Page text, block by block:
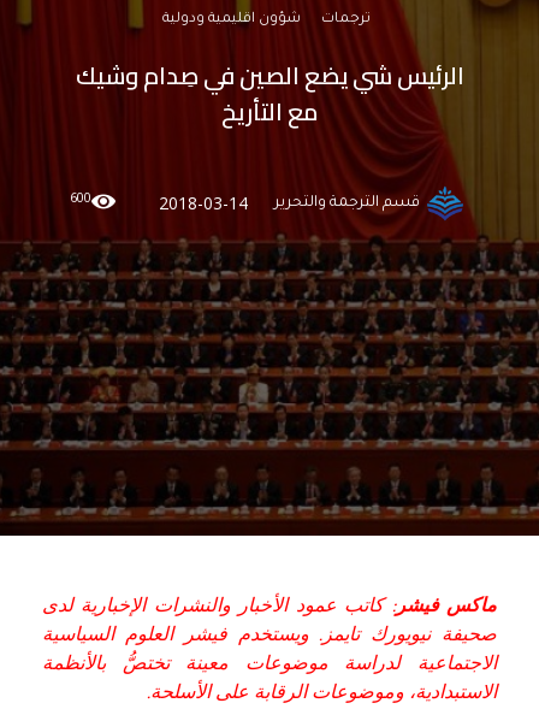
ترجمات شؤون اقليمية ودولية
الرئيس شي يضع الصين في صِدام وشيك
مع التأريخ
قسم الترجمة والتحرير 2018-03-14
600
ماكس فيشر: كاتب عمود الأخبار والنشرات الإخبارية لدى
صحيفة نيويورك تايمز. ويستخدم فيشر العلوم السياسية
الاجتماعية لدراسة موضوعات معينة تختصُّ بالأنظمة
الاستبدادية، وموضوعات الرقابة على الأسلحة.